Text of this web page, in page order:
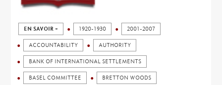
EN SAVOIR + 1920-1930 2001-2007
ACCOUNTABILITY AUTHORITY
BANK OF INTERNATIONAL SETTLEMENTS
BASEL COMMITTEE BRETTON WOODS